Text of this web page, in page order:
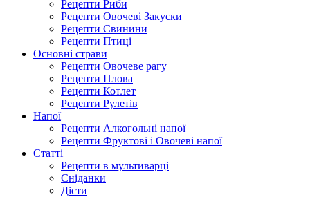
Рецепти Риби
Рецепти Овочеві Закуски
Рецепти Свинини
Рецепти Птиці
Основні страви
Рецепти Овочеве рагу
Рецепти Плова
Рецепти Котлет
Рецепти Рулетів
Напої
Рецепти Алкогольні напої
Рецепти Фруктові і Овочеві напої
Статті
Рецепти в мультиварці
Сніданки
Дієти